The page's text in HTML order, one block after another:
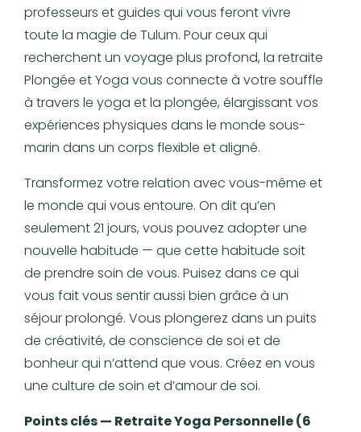
professeurs et guides qui vous feront vivre
toute la magie de Tulum. Pour ceux qui
recherchent un voyage plus profond, la retraite
Plongée et Yoga vous connecte à votre souffle
à travers le yoga et la plongée, élargissant vos
expériences physiques dans le monde sous-
marin dans un corps flexible et aligné.
Transformez votre relation avec vous-même et
le monde qui vous entoure. On dit qu’en
seulement 21 jours, vous pouvez adopter une
nouvelle habitude — que cette habitude soit
de prendre soin de vous. Puisez dans ce qui
vous fait vous sentir aussi bien grâce à un
séjour prolongé. Vous plongerez dans un puits
de créativité, de conscience de soi et de
bonheur qui n’attend que vous. Créez en vous
une culture de soin et d’amour de soi.
Points clés — Retraite Yoga Personnelle (6